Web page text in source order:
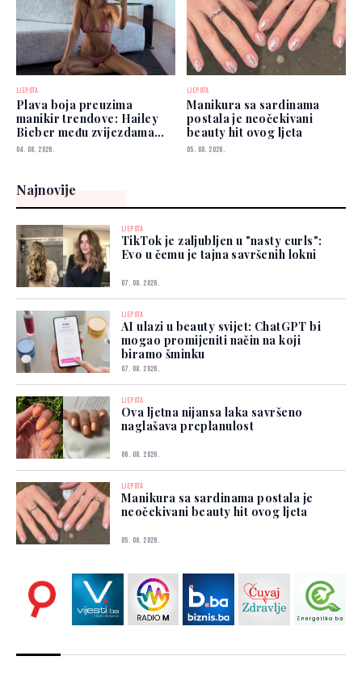
LJEPOTA
Plava boja preuzima
manikir trendove: Hailey
Bieber među zvijezdama
koje je već nose
04. 08. 2026.
LJEPOTA
Manikura sa sardinama
postala je neočekivani
beauty hit ovog ljeta
05. 08. 2026.
Najnovije
LJEPOTA
TikTok je zaljubljen u "nasty curls":
Evo u čemu je tajna savršenih lokni
07. 08. 2026.
LJEPOTA
AI ulazi u beauty svijet: ChatGPT bi
mogao promijeniti način na koji
biramo šminku
07. 08. 2026.
LJEPOTA
Ova ljetna nijansa laka savršeno
naglašava preplanulost
06. 08. 2026.
LJEPOTA
Manikura sa sardinama postala je
neočekivani beauty hit ovog ljeta
05. 08. 2026.